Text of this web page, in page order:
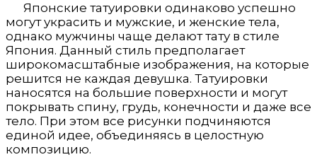
Японские татуировки одинаково успешно
могут украсить и мужские, и женские тела,
однако мужчины чаще делают тату в стиле
Япония. Данный стиль предполагает
широкомасштабные изображения, на которые
решится не каждая девушка. Татуировки
наносятся на большие поверхности и могут
покрывать спину, грудь, конечности и даже все
тело. При этом все рисунки подчиняются
единой идее, объединяясь в целостную
композицию.